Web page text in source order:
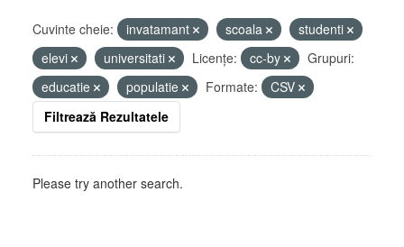
Cuvinte cheie: invatamant scoala
studenti
elevi
universitati Licenţe: cc-by
Grupuri:
educatie
populatie Formate:
CSV
Filtrează Rezultatele
Please try another search.